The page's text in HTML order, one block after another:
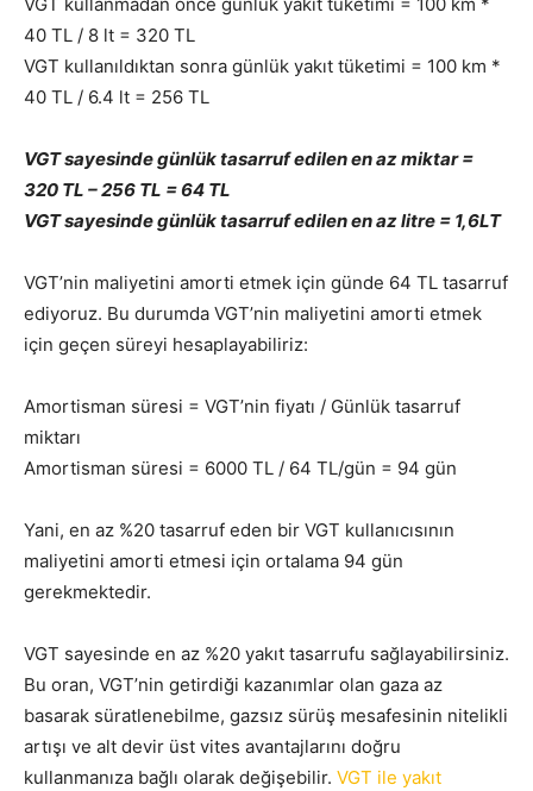
VGT kullanmadan önce günlük yakıt tüketimi = 100 km *
40 TL / 8 lt = 320 TL
VGT kullanıldıktan sonra günlük yakıt tüketimi = 100 km *
40 TL / 6.4 lt = 256 TL
VGT sayesinde günlük tasarruf edilen en az miktar =
320 TL – 256 TL = 64 TL
VGT sayesinde günlük tasarruf edilen en az litre = 1,6LT
VGT’nin maliyetini amorti etmek için günde 64 TL tasarruf
ediyoruz. Bu durumda VGT’nin maliyetini amorti etmek
için geçen süreyi hesaplayabiliriz:
Amortisman süresi = VGT’nin fiyatı / Günlük tasarruf
miktarı
Amortisman süresi = 6000 TL / 64 TL/gün = 94 gün
Yani, en az %20 tasarruf eden bir VGT kullanıcısının
maliyetini amorti etmesi için ortalama 94 gün
gerekmektedir.
VGT sayesinde en az %20 yakıt tasarrufu sağlayabilirsiniz.
Bu oran, VGT’nin getirdiği kazanımlar olan gaza az
basarak süratlenebilme, gazsız sürüş mesafesinin nitelikli
artışı ve alt devir üst vites avantajlarını doğru
kullanmanıza bağlı olarak değişebilir. VGT ile yakıt